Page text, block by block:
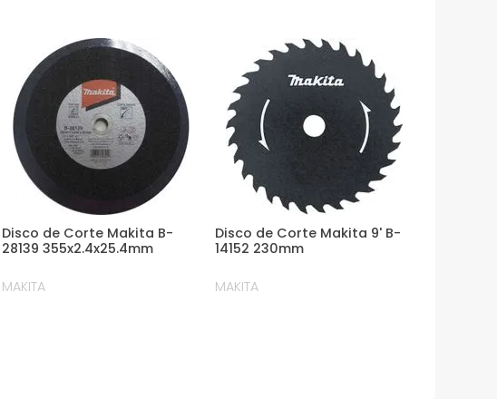
Disco de Corte Makita B-
28139 355x2.4x25.4mm
MAKITA
Disco de Corte Makita 9' B-
14152 230mm
MAKITA